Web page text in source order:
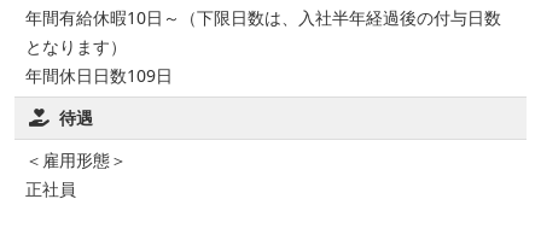
年間有給休暇10日～（下限日数は、入社半年経過後の付与日数
となります）
年間休日日数109日
待遇
＜雇用形態＞
正社員